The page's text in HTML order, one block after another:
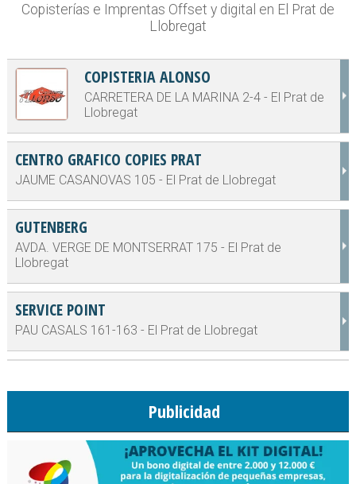
Copisterías e Imprentas Offset y digital en El Prat de
Llobregat
COPISTERIA ALONSO
CARRETERA DE LA MARINA 2-4 - El Prat de
Llobregat
CENTRO GRAFICO COPIES PRAT
JAUME CASANOVAS 105 - El Prat de Llobregat
GUTENBERG
AVDA. VERGE DE MONTSERRAT 175 - El Prat de
Llobregat
SERVICE POINT
PAU CASALS 161-163 - El Prat de Llobregat
Publicidad